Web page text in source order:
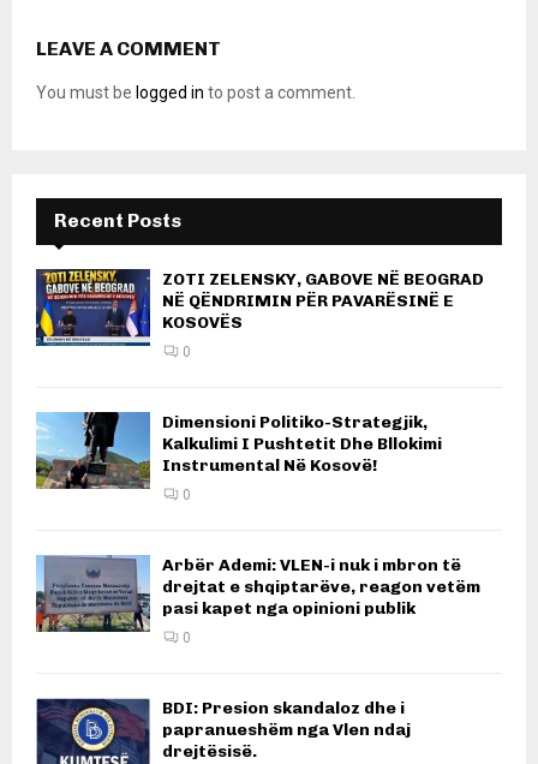
LEAVE A COMMENT
You must be logged in to post a comment.
Recent Posts
ZOTI ZELENSKY, GABOVE NË BEOGRAD
NË QËNDRIMIN PËR PAVARËSINË E
KOSOVËS
0
Dimensioni Politiko-Strategjik,
Kalkulimi I Pushtetit Dhe Bllokimi
Instrumental Në Kosovë!
0
Arbër Ademi: VLEN-i nuk i mbron të
drejtat e shqiptarëve, reagon vetëm
pasi kapet nga opinioni publik
0
BDI: Presion skandaloz dhe i
papranueshëm nga Vlen ndaj
drejtësisë.